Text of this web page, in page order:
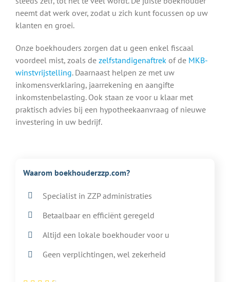
neemt dat werk over, zodat u zich kunt focussen op uw
klanten en groei.
Onze boekhouders zorgen dat u geen enkel fiscaal
voordeel mist, zoals de zelfstandigenaftrek of de MKB-
winstvrijstelling. Daarnaast helpen ze met uw
inkomensverklaring, jaarrekening en aangifte
inkomstenbelasting. Ook staan ze voor u klaar met
praktisch advies bij een hypotheekaanvraag of nieuwe
investering in uw bedrijf.
Waarom boekhouderzzp.com?
Specialist in ZZP administraties
Betaalbaar en efficiënt geregeld
Altijd een lokale boekhouder voor u
Geen verplichtingen, wel zekerheid